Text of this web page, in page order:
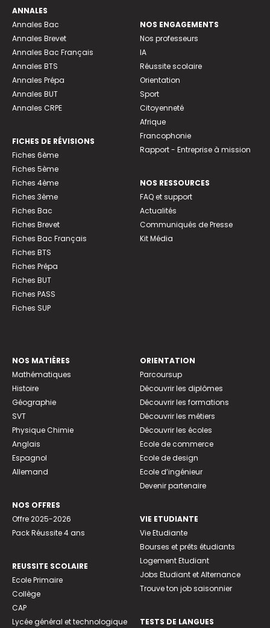
ANNALES
Annales Bac
Annales Brevet
Annales Bac Français
Annales BTS
Annales Prépa
Annales BUT
Annales CRPE
FICHES DE RÉVISIONS
Fiches 6ème
Fiches 5ème
Fiches 4ème
Fiches 3ème
Fiches Bac
Fiches Brevet
Fiches Bac Français
Fiches BTS
Fiches Prépa
Fiches BUT
Fiches PASS
Fiches SUP
NOS ENGAGEMENTS
Nos professeurs
IA
Réussite scolaire
Orientation
Sport
Citoyenneté
Afrique
Francophonie
Rapport - Entreprise à mission
NOS RESSOURCES
FAQ et support
Actualités
Communiqués de Presse
Kit Média
NOS MATIÈRES
Mathématiques
Histoire
Géographie
SVT
Physique Chimie
Anglais
Espagnol
Allemand
NOS OFFRES
Offre 2025-2026
Pack Réussite 4 ans
REUSSITE SCOLAIRE
Ecole Primaire
Collège
CAP
Lycée général et technologique
ORIENTATION
Parcoursup
Découvrir les diplômes
Découvrir les formations
Découvrir les métiers
Découvrir les écoles
Ecole de commerce
Ecole de design
Ecole d’ingénieur
Devenir partenaire
VIE ETUDIANTE
Vie Etudiante
Bourses et prêts étudiants
Logement Etudiant
Jobs Etudiant et Alternance
Trouve ton job saisonnier
TESTS DE LANGUES